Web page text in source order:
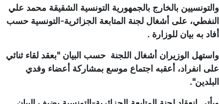
والتونسيين بالخارج بالجمهورية التونسية الشقيقة محمد علي
النفطي، على أشغال لجنة المتابعة الجزائرية-التونسية حسب
أفاد به بيان للوزارة .
واستهل الوزيران أشغال اللجنة حسب البيان "بعقد لقاء ثنائي
على انفراد، أعقبه اجتماع موسع بمشاركة أعضاء وفدي
البلدين".